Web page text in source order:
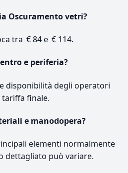
Oscuramento vetri?
tra € 84 e € 114.
e periferia?
disponibilità degli operatori
finale.
e manodopera?
elementi normalmente
dettagliato può variare.